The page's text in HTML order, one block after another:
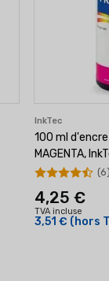
InkTec
100 ml
MAGENTA,
4,25 €
TVA incluse
3,51 € (hors
(6)